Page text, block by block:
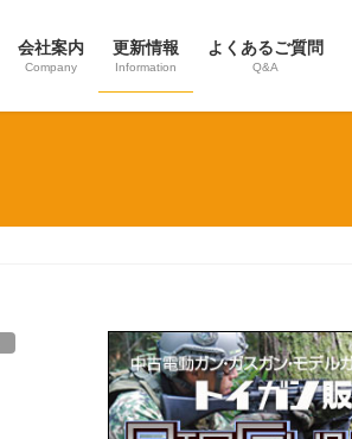
会社案内
Company
更新情報
Information
よくあるご質問
Q&A